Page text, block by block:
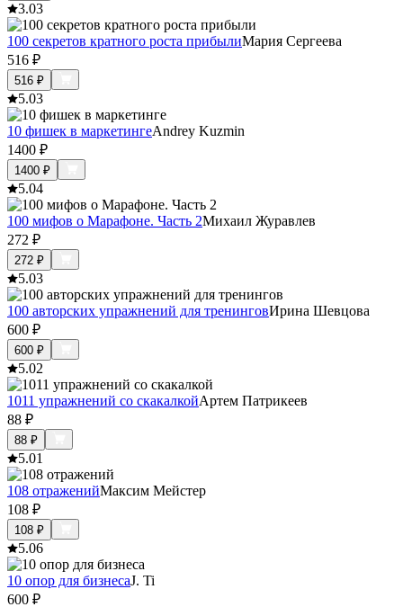
3.03
100 секретов кратного роста прибылиМария Сергеева
516 ₽
516 ₽
5.03
10 фишек в маркетингеAndrey Kuzmin
1400 ₽
1400 ₽
5.04
100 мифов о Марафоне. Часть 2Михаил Журавлев
272 ₽
272 ₽
5.03
100 авторских упражнений для тренинговИрина Шевцова
600 ₽
600 ₽
5.02
1011 упражнений со скакалкойАртем Патрикеев
88 ₽
88 ₽
5.01
108 отраженийМаксим Мейстер
108 ₽
108 ₽
5.06
10 опор для бизнесаJ. Ti
600 ₽